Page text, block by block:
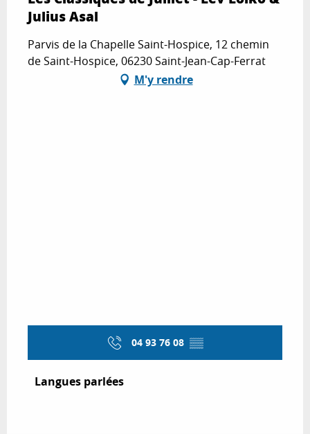
Julius Asal
Parvis de la Chapelle Saint-Hospice, 12 chemin
de Saint-Hospice, 06230 Saint-Jean-Cap-Ferrat
M'y rendre
04 93 76 08 ▒▒
Langues parlées
Langues parlées